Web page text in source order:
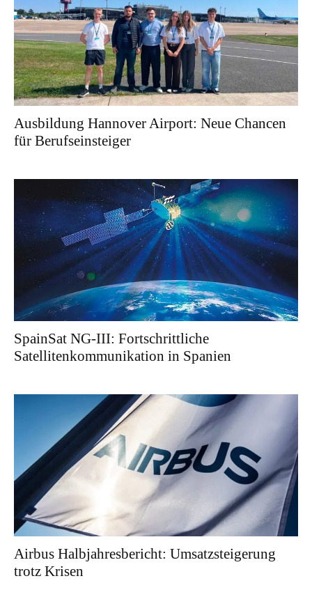
Ausbildung Hannover Airport: Neue Chancen
für Berufseinsteiger
SpainSat NG-III: Fortschrittliche
Satellitenkommunikation in Spanien
Airbus Halbjahresbericht: Umsatzsteigerung
trotz Krisen